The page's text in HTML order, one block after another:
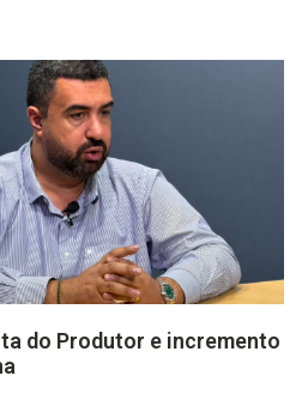
do Produtor e incremento